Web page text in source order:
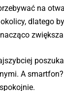
na
dlatego
A